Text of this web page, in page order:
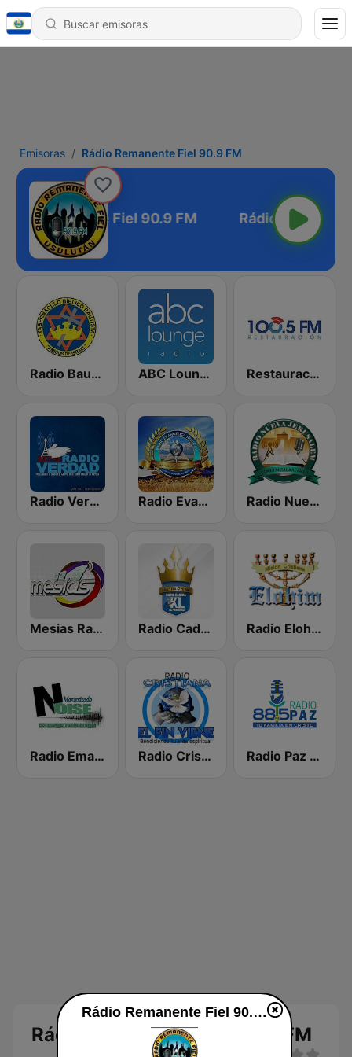
Emisoras Rádio Remanente Fiel 90.9 FM
Remanente Fiel 90.9 FM
Radio Bautista Global 89.7 FM ABC Lounge Jazz Restauración 100.5 FM
Radio Verdad 95.7 FM Radio Evangélica Josué Radio Nueva Jerusalem
Mesias Radio 99.3 FM Radio Cadena YSKL La Poderosa Radio Elohim
Radio Emanuel el Salvador Radio Cristiana El Fin Viene Radio Paz 88.5 FM
Rádio Remanente Fiel 90.9 FM
Rádio Remanente Fiel 90.9 FM